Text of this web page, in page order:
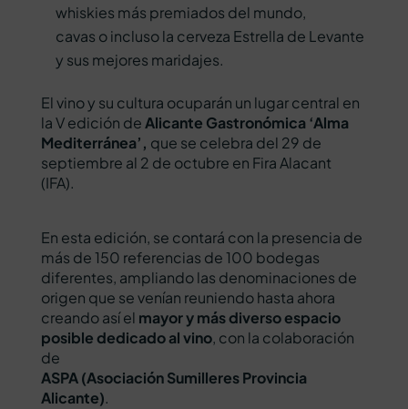
whiskies más premiados del mundo,
cavas o incluso la cerveza Estrella de Levante
y sus mejores maridajes.
El vino y su cultura ocuparán un lugar central en
la V edición de Alicante Gastronómica ‘Alma
Mediterránea’, que se celebra del 29 de
septiembre al 2 de octubre en Fira Alacant
(IFA).
En esta edición, se contará con la presencia de
más de 150 referencias de 100 bodegas
diferentes, ampliando las denominaciones de
origen que se venían reuniendo hasta ahora
creando así el mayor y más diverso espacio
posible dedicado al vino, con la colaboración
de
ASPA (Asociación Sumilleres Provincia
Alicante).